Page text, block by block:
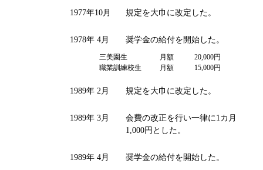
1977年10月 規定を大巾に改定した。
1978年 4月 奨学金の給付を開始した。
三美園生 月額
20,000円
職業訓練校生
月額 15,000円
1989年 2月 規定を大巾に改定した。
1989年 3月
会費の改正を行い一律に1カ月
1,000円とした。
1989年 4月 奨学金の給付を開始した。